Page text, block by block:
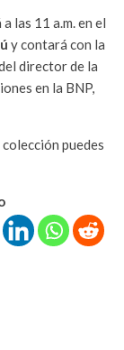
las 11 a.m. en el
y contará con la
director de la
en la BNP,
puedes